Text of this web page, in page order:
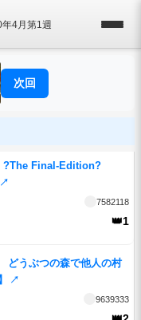
4月第1週
次回
?The Final-Edition?
↗
7582118
👑1
どうぶつの森で他人の村
↗
9639333